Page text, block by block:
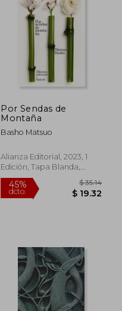
40%
dcto.
Por Sendas de
Montaña
Basho Matsuo
Alianza Editorial, 2023, 1
Edición, Tapa Blanda,
Nuevo